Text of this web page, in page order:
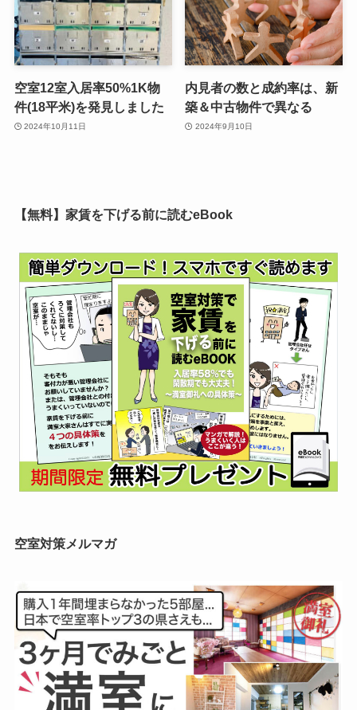
空室12室入居率50%1K物
件(18平米)を発見しました
2024年10月11日
内見者の数と成約率は、新
築＆中古物件で異なる
2024年9月10日
【無料】家賃を下げる前に読むeBook
空室対策メルマガ